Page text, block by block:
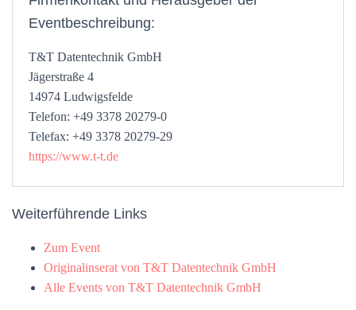
Eventbeschreibung:
T&T Datentechnik GmbH
Jägerstraße 4
14974 Ludwigsfelde
Telefon: +49 3378 20279-0
Telefax: +49 3378 20279-29
https://www.t-t.de
Weiterführende Links
Zum Event
Originalinserat von T&T Datentechnik GmbH
Alle Events von T&T Datentechnik GmbH